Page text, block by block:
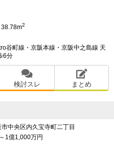
38.78m2
谷町線・京阪本線・京阪中之島線 天
6分
検討スレ まとめ
中央区内久宝寺町二丁目
1億1,000万円